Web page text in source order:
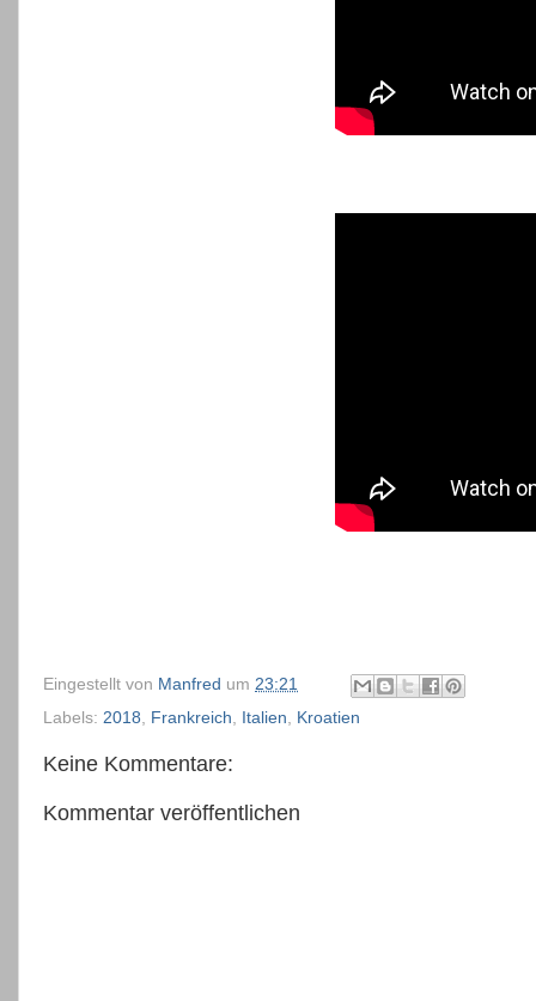
Eingestellt von Manfred um 23:21
Labels: 2018 Frankreich Italien Kroatien
Keine Kommentare:
Kommentar veröffentlichen